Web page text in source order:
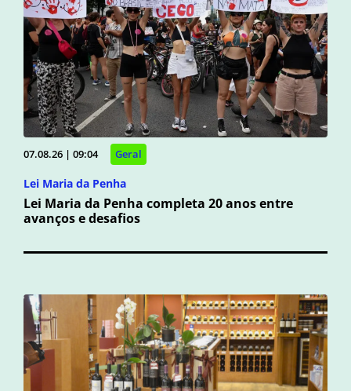
07.08.26 | 09:04 Geral
Lei Maria da Penha
Lei Maria da Penha completa 20 anos entre
avanços e desafios